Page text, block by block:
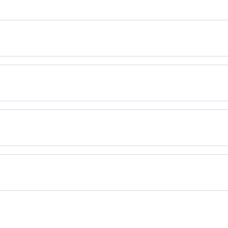
nr 101 w odcieniu Classic Ivory to niewidzialny, korygujący
nawilżającym pozostawia skórę odpowiednio nawodnioną.
oczu.
cera
Liquidum/Mineral Oil/Huile Minerale, Ethylhexyl
Methoxycinnamate, Polyethylene, Synthetic
Calcium Sodium Borosilicate, Argania
Tin Oxide, Bht, Hydroxycitronellal, Hexyl Cinnamal,
(Ci 15850), D&C Red No. 33 Aluminum Lake (Ci 17200), Fd&C